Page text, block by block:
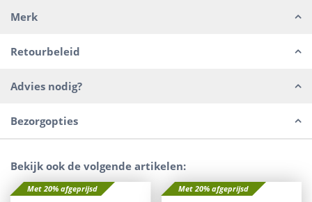
Merk
Retourbeleid
Advies nodig?
Bezorgopties
Bekijk ook de volgende artikelen:
Met 20% afgeprijsd Met 20% afgeprijsd